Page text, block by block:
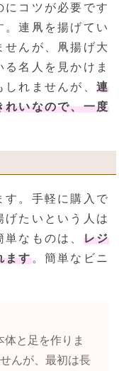
にコツが必要です
。連凧を揚げてい
せんが、凧揚げ大
名人を見かけま
れませんが、 連
れいなので、一度
す。手軽に購入で
げたいという人は
なものは、 レジ
ます。簡単なビニ
体と足を作りま
んが、最初は長